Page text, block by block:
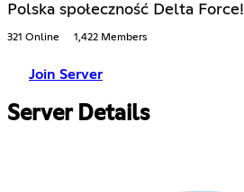
Polska społeczność Delta Force!
321 Online 1,422 Members
Join Server
Server Details